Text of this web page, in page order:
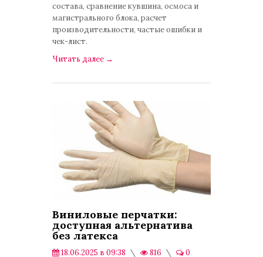
состава, сравнение кувшина, осмоса и
магистрального блока, расчет
производительности, частые ошибки и
чек-лист.
Читать далее →
Виниловые перчатки:
доступная альтернатива
без латекса
18.06.2025 в 09:38 816
0